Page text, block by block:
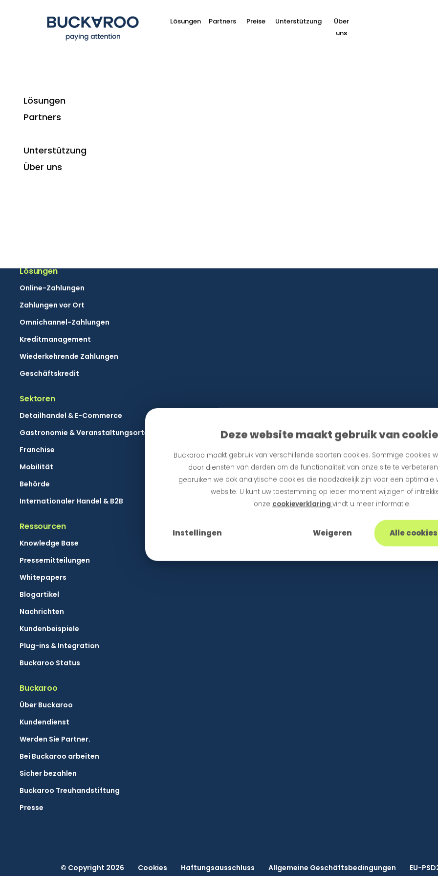
Deze website maakt gebruik van
Buckaroo maakt gebruik van verschillende soorten cookies. Sommige cookies
door diensten van derden om de functionaliteit van onze site te
gebruiken we ook analytische cookies die noodzakelijk zijn voor een optimale
website. U kunt uw toestemming op ieder moment wijzigen of
onze cookieverklaring vindt u meer informatie.
Instellingen Weigeren Alle
Lösungen Partners Preise Unterstützung
Über
uns
Lösungen
Partners
Unterstützung
Über uns
Lösungen
Online-Zahlungen
Zahlungen vor Ort
Omnichannel-Zahlungen
Kreditmanagement
Wiederkehrende Zahlungen
Geschäftskredit
Sektoren
Detailhandel & E-Commerce
Gastronomie & Veranstaltungsorte
Franchise
Mobilität
Behörde
Internationaler Handel & B2B
Ressourcen
Knowledge Base
Pressemitteilungen
Whitepapers
Blogartikel
Nachrichten
Kundenbeispiele
Plug-ins & Integration
Buckaroo Status
Buckaroo
Über Buckaroo
Kundendienst
Werden Sie Partner.
Bei Buckaroo arbeiten
Sicher bezahlen
Buckaroo Treuhandstiftung
Presse
© Copyright 2026 Cookies Haftungsausschluss Allgemeine Geschäftsbedingungen EU-